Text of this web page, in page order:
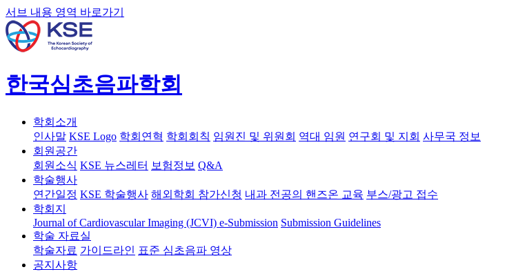
서브 내용 영역 바로가기
한국심초음파학회
학회소개
인사말 KSE Logo 학회연혁 학회회칙 임원진 및 위원회 역대 임원 연구회 및 지회 사무국 정보
회원공간
회원소식 KSE 뉴스레터 보험정보 Q&A
학술행사
연간일정 KSE 학술행사 해외학회 참가신청 내과 전공의 핸즈온 교육 부스/광고 접수
학회지
Journal of Cardiovascular Imaging (JCVI) e-Submission Submission Guidelines
학술 자료실
학술자료 가이드라인 표준 심초음파 영상
공지사항